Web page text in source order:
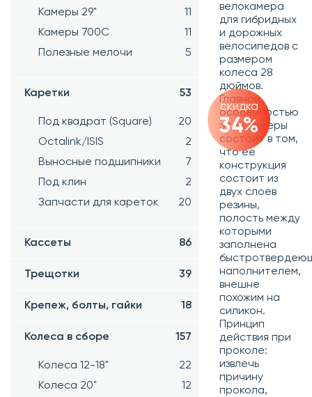
Камеры 29"
11
Камеры 700C
11
Полезные мелочи
5
Каретки 53
Под квадрат (Square)
20
Octalink/ISIS
2
Выносные подшипники
7
Под клин
2
Запчасти для кареток
20
Кассеты 86
Трещотки 39
Крепеж, болты, гайки 18
Колеса в сборе 157
Колеса 12-18"
22
Колеса 20"
12
скидка
34%
велокамера
для гибридных
и дорожных
велосипедов с
размером
колеса 28
дюймов.
Главной
особенностью
этой камеры
состоит в том,
что ее
конструкция
состоит из
двух слоев
резины,
полость между
которыми
заполнена
наполнителем,
внешне
похожим на
силикон.
Принцип
действия при
проколе:
извлечь
причину
прокола,